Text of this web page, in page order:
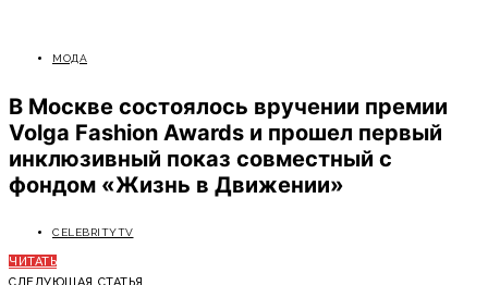
МОДА
В Москве состоялось вручении премии
Volga Fashion Awards и прошел первый
инклюзивный показ совместный с
фондом «Жизнь в Движении»
CELEBRITYTV
ЧИТАТЬ